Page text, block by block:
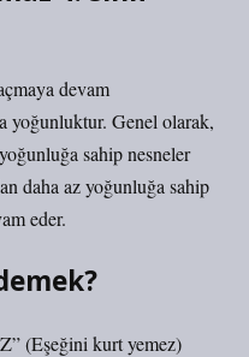
devam
yoğunluktur. Genel olarak,
sahip nesneler
daha az yoğunluğa sahip
eder.
(Eşeğini kurt yemez)